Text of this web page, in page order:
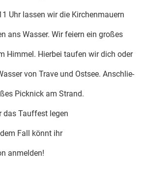
Uhr lassen wir die Kirchenmauern
ans Wasser. Wir feiern ein großes
Himmel. Hierbei taufen wir dich oder
von Trave und Ostsee. Anschlie-
Picknick am Strand.
das Tauffest legen
Fall könnt ihr
anmelden!